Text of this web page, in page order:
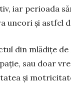
iar perioada
uneori și astfel
din mlădițe
sau doar
şi